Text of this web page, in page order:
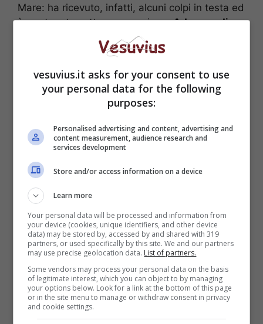
Mare: ha ricevuto, infatti, alcuni colpi in testa ed
è ora tenuto sotto osservazione.Ad aggredire
lui e gli altri due cameraman sarebbero stati
alcuni familiari della vittima.
Sull’accaduto stanno ora indagando i
carabinieri, che dovranno anche chiarire cosa
ha spinto i killer a fare fuoco. Al momento, una
delle ipotesi tenuta in considerazione è quella di
un agguato di stampo camorristico; se così
fosse si tratterebbe di un nuovo episodio, dopo
vesuvius.it asks for your consent to use
your personal data for the following
purposes:
Personalised advertising and content, advertising and
content measurement, audience research and
services development
Store and/or access information on a device
Learn more
Your personal data will be processed and information from
your device (cookies, unique identifiers, and other device
data) may be stored by, accessed by and shared with 319
partners, or used specifically by this site. We and our partners
may use precise geolocation data. List of partners.
Some vendors may process your personal data on the basis
of legitimate interest, which you can object to by managing
your options below. Look for a link at the bottom of this page
or in the site menu to manage or withdraw consent in privacy
and cookie settings.